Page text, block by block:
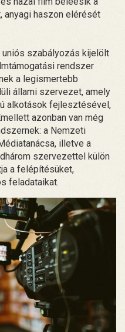
anyagi haszon elérését
uniós szabályozás kijelölt
rendszer
a legismertebb
állami szervezet, amely
alkotások fejlesztésével,
azonban van még
a Nemzeti
illetve a
szervezettel külön
a felépítésüket,
feladataikat.